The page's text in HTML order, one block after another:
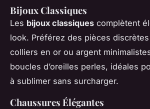
Bijoux Classiques
Les bijoux classiques complètent
look. Préférez des pièces
colliers en or ou argent
boucles d’oreilles perles, idéales
à sublimer sans surcharger.
Chaussures Élégantes